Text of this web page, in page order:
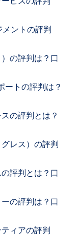
ントの評判
の評判は？口
ートの評判は？
の評判とは？
レス）の評判
評判とは？口
の評判は？口
ィアの評判